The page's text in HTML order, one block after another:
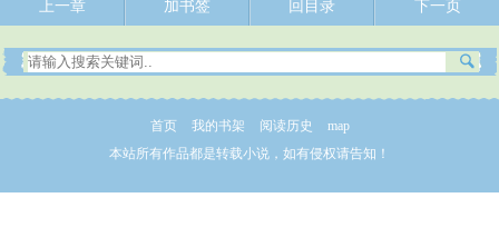
上一章 加书签 回目录 下一页
首页 我的书架 阅读历史
map
本站所有作品都是转载小说，如有侵权请告知！